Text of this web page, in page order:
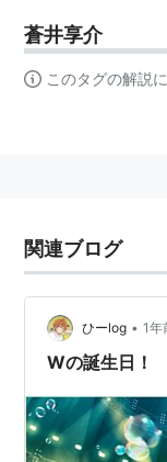
蒼井享介
このタグの解説
関連ブログ
ひーlog • 1年
Wの誕生日！